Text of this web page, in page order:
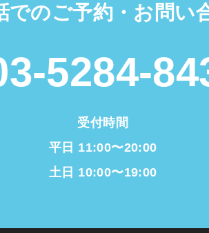
でのご予約・お問い
5284-
受付時間
平日 11:00〜20:00
土日 10:00〜19:00